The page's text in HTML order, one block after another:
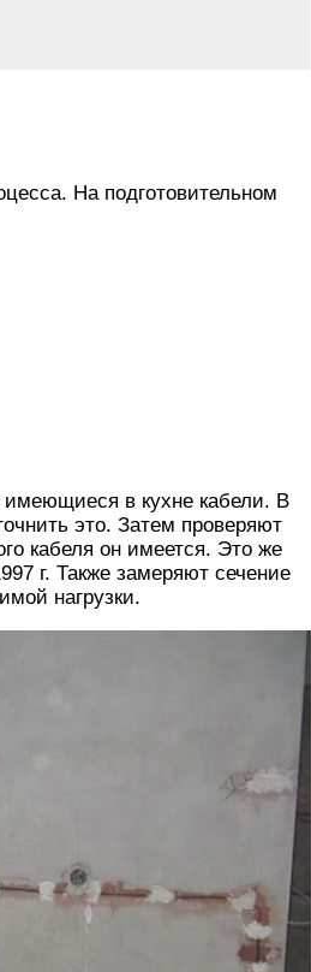
На подготовительном
имеющиеся в кухне кабели. В
это. Затем проверяют
кабеля он имеется. Это же
г. Также замеряют сечение
нагрузки.